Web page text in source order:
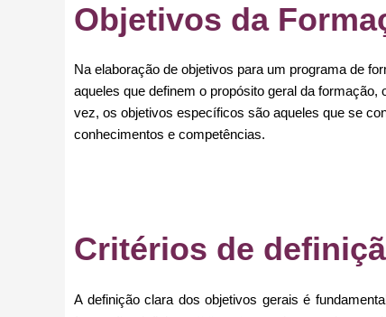
Objetivos da
Na elaboração de objetivos para um programa de
aqueles que definem o propósito geral da
vez, os objetivos específicos são aqueles que se
conhecimentos e competências.
Critérios de
A definição clara dos objetivos gerais é